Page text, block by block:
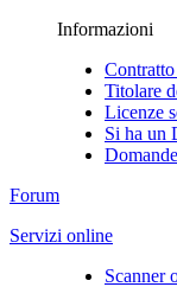
Informazioni
Titolare
Licenze
Si ha un
Forum
Servizi online
Scanner